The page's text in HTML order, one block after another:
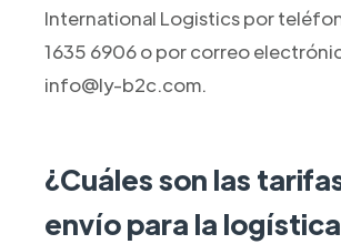
International Logistics por
1635 6906 o por correo
info@ly-b2c.com.
¿Cuáles son las
envío para la logística